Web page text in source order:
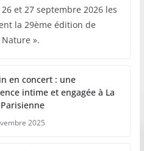
et 27 septembre 2026 les
la 29ème édition de
».
en concert : une
intime et engagée à La
2025